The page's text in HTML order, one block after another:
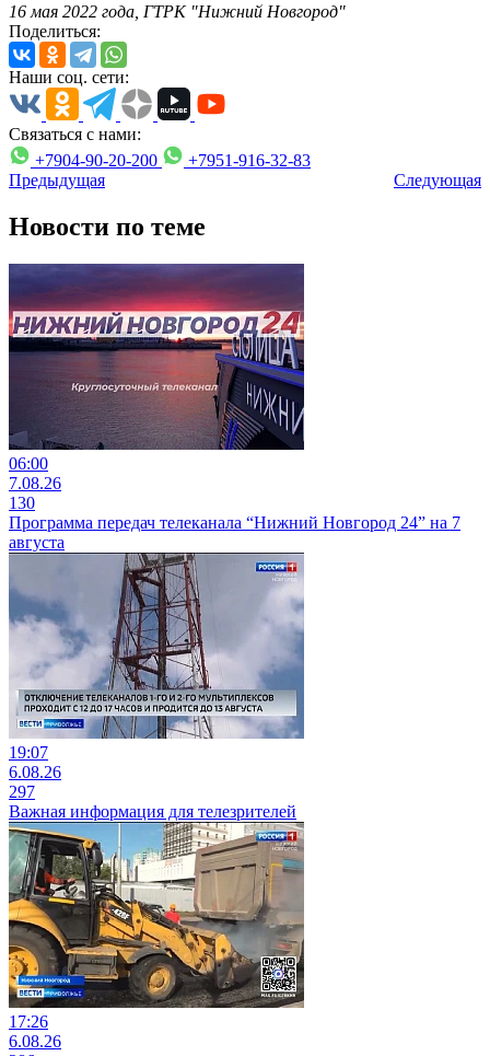
16 мая 2022 года, ГТРК "Нижний Новгород"
Поделиться:
Наши соц. сети:
Связаться с нами:
+7904-90-20-200
+7951-916-32-83
Предыдущая
Следующая
Новости по теме
06:00
7.08.26
130
Программа передач телеканала “Нижний Новгород 24” на 7
августа
19:07
6.08.26
297
Важная информация для телезрителей
17:26
6.08.26